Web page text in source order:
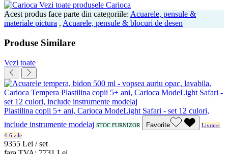
Vezi toate produsele Carioca
Acest produs face parte din categoriile: Acuarele, pensule &
materiale pictura , Acuarele, pensule & blocuri de desen
Produse Similare
Vezi toate
Plastilina copii 5+ ani, Carioca ModeLight Safari - set 12 culori,
include instrumente modelaj STOC FURNIZOR Favorite
Livrare:
4-6 zile
9355 Lei / set